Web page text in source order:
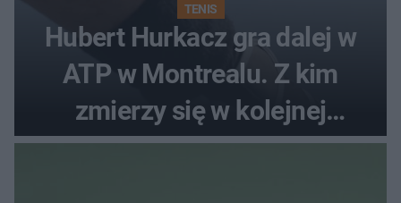
TENIS
Hubert Hurkacz gra dalej w
ATP w Montrealu. Z kim
zmierzy się w kolejnej
rundzie?